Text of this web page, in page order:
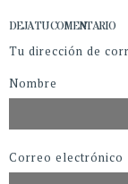
DEJA TU COMENTARIO
Tu dirección de
Nombre
Correo electrónico